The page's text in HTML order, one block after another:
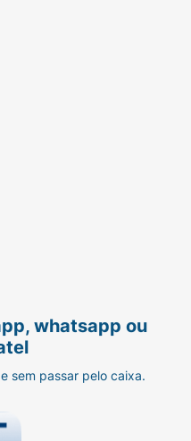
whatsapp ou
sem passar pelo caixa.